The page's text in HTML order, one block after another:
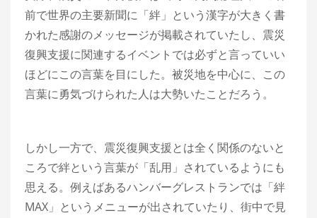
前で世界の主要新聞に「絆」という漢字が大きく書
かれた感謝のメッセージが掲載されていたし、震災
復興支援に関連するイベントでは必ずと言っていい
ほどにこの言葉を目にした。被災地を中心に、この
言葉に勇気づけられた人は大勢いたことだろう。
しかし一方で、震災復興支援とは全く関係のないと
ころで絆という言葉が「乱用」されているようにも
思える。例えばあるハンバーグレストランでは「絆
MAX」というメニューが出されていたり、街中で見